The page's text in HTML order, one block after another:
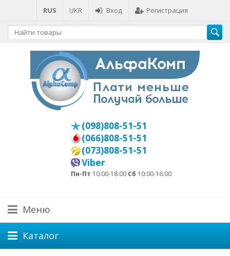
RUS UKR Вход Регистрация
(098)808-51-51
(066)808-51-51
(073)808-51-51
Viber
Пн-Пт 10:00-18:00 Сб 10:00-16:00
Меню
Каталог